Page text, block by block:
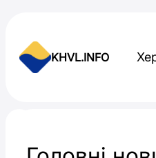
KHVL.INFO